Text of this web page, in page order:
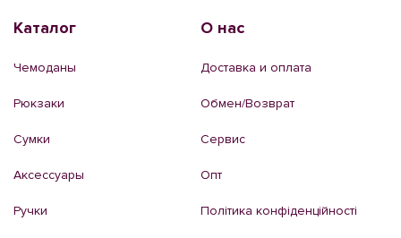
Каталог
Чемоданы
Рюкзаки
Сумки
Аксессуары
Ручки
О нас
Доставка и оплата
Обмен/Возврат
Сервис
Опт
Політика конфіденційності